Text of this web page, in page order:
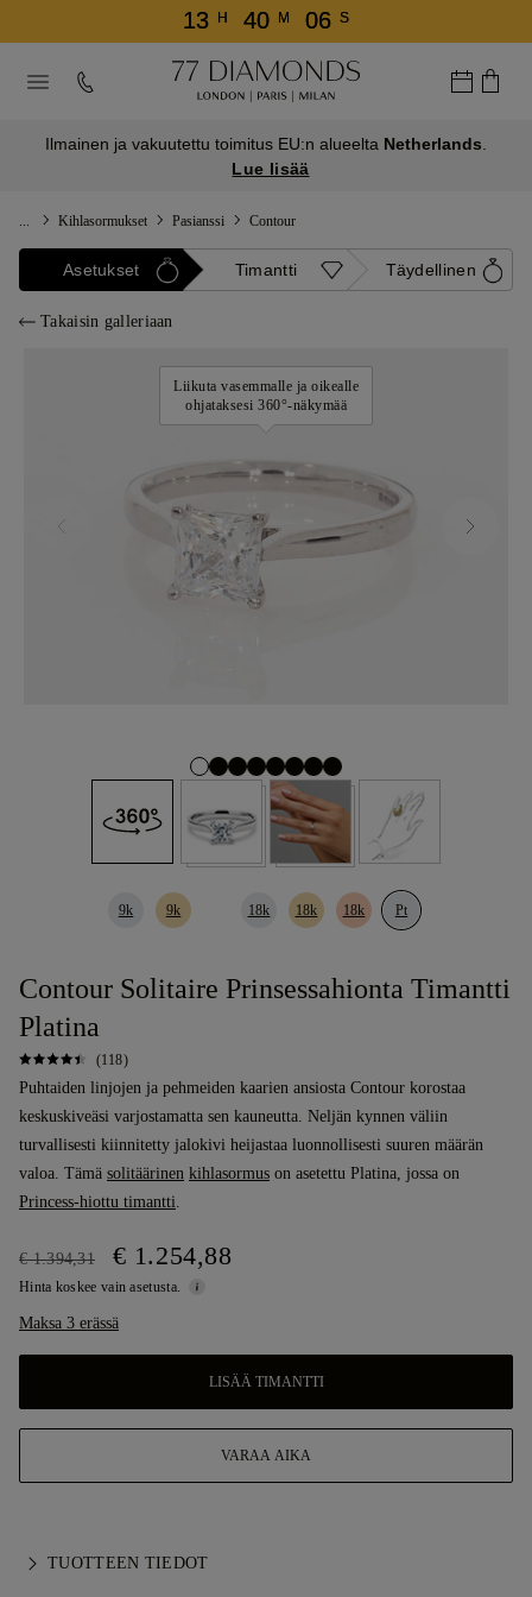
13 H 40 M 06 S
Ilmainen ja vakuutettu toimitus EU:n alueelta Netherlands
Lue lisää
Kihlasormukset Pasianssi Contour
Asetukset Timantti Täydellinen
Takaisin galleriaan
Liikuta vasemmalle ja oikealle
ohjataksesi 360°-näkymää
9k 9k 18k 18k 18k Pt
Contour Solitaire Prinsessahionta Timantti
Platina
(118)
Puhtaiden linjojen ja pehmeiden kaarien ansiosta Contour korostaa
keskuskiveäsi varjostamatta sen kauneutta. Neljän kynnen väliin
turvallisesti kiinnitetty jalokivi heijastaa luonnollisesti suuren määrän
valoa. Tämä solitäärinen kihlasormus on asetettu Platina, jossa on
Princess-hiottu timantti.
€ 1.394,31 € 1.254,88
Hinta koskee vain asetusta.
Maksa 3 erässä
LISÄÄ TIMANTTI
VARAA AIKA
TUOTTEEN TIEDOT